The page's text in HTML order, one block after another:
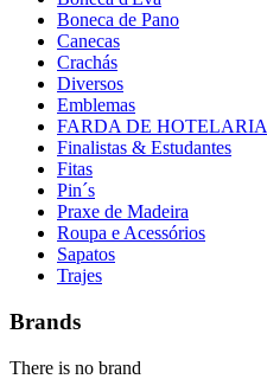
Boneca de Pano
Canecas
Crachás
Diversos
Emblemas
FARDA DE HOTELARIA
Finalistas & Estudantes
Fitas
Pin´s
Praxe de Madeira
Roupa e Acessórios
Sapatos
Trajes
Brands
There is no brand